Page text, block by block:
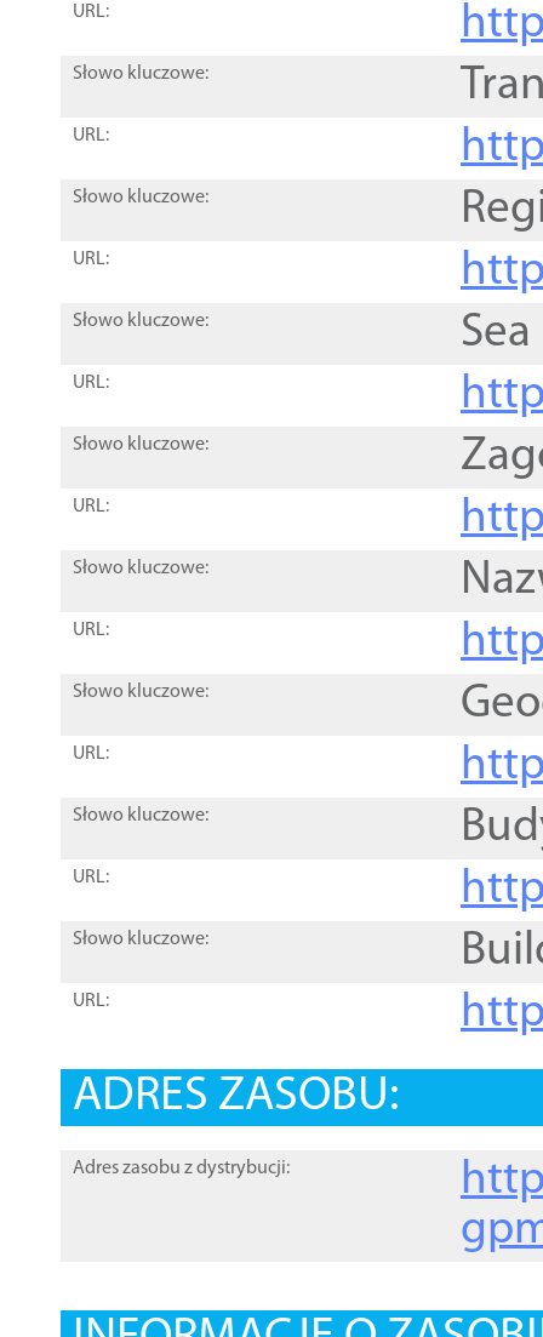
URL:
Słowo kluczowe:
URL:
Słowo kluczowe:
URL:
Słowo kluczowe:
URL:
Słowo kluczowe:
URL:
Słowo kluczowe:
URL:
Słowo kluczowe:
URL:
Słowo kluczowe:
URL:
Słowo kluczowe:
URL:
ADRES ZASOBU:
Adres zasobu z dystrybucji: